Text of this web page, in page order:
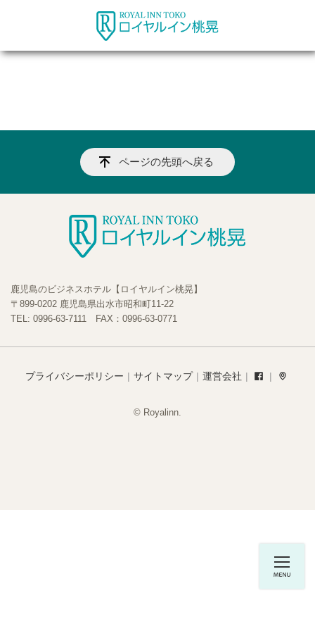
ページの先頭へ戻る
鹿児島のビジネスホテル【ロイヤルイン桃晃】
〒899-0202 鹿児島県出水市昭和町11-22
TEL: 0996-63-7111 FAX：0996-63-0771
プライバシーポリシー サイトマップ 運営会社
© Royalinn.